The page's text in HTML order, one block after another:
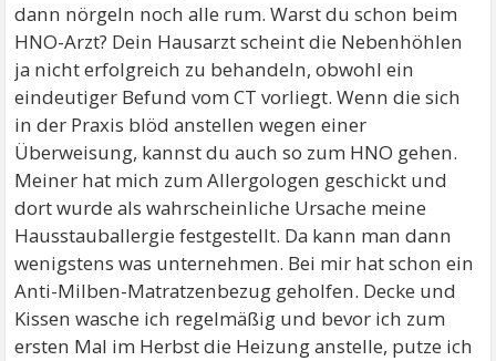
dann nörgeln noch alle rum. Warst du schon beim
HNO-Arzt? Dein Hausarzt scheint die Nebenhöhlen
ja nicht erfolgreich zu behandeln, obwohl ein
eindeutiger Befund vom CT vorliegt. Wenn die sich
in der Praxis blöd anstellen wegen einer
Überweisung, kannst du auch so zum HNO gehen.
Meiner hat mich zum Allergologen geschickt und
dort wurde als wahrscheinliche Ursache meine
Hausstauballergie festgestellt. Da kann man dann
wenigstens was unternehmen. Bei mir hat schon ein
Anti-Milben-Matratzenbezug geholfen. Decke und
Kissen wasche ich regelmäßig und bevor ich zum
ersten Mal im Herbst die Heizung anstelle, putze ich